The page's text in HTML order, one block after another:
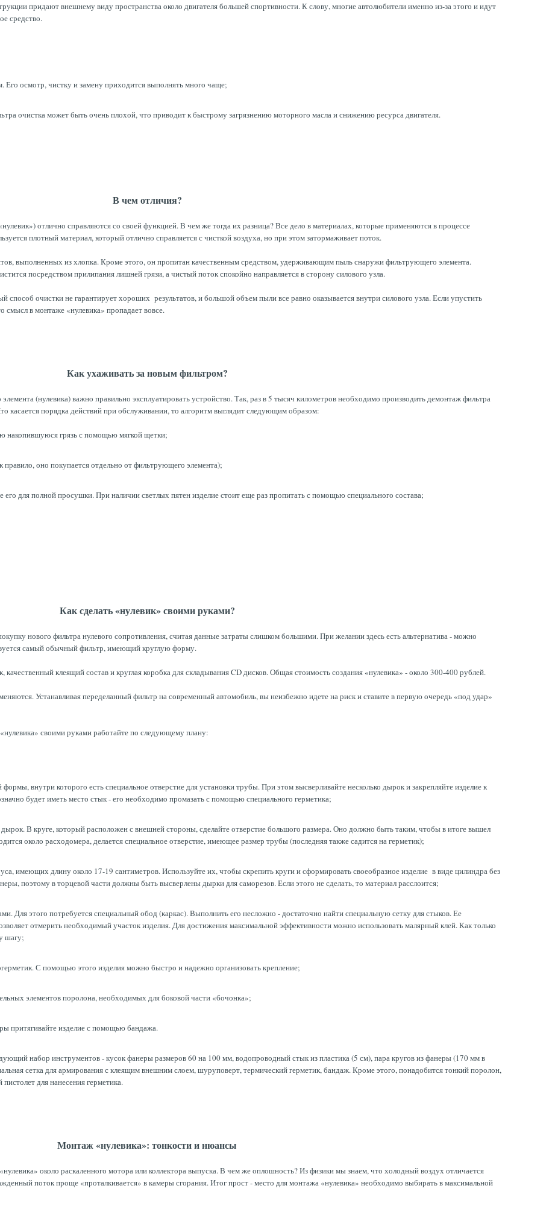
придают внешнему виду пространства около двигателя большей спортивности. К слову, многие автолюбители именно из-за этого и идут
средство.
Его осмотр, чистку и замену приходится выполнять много чаще;
очистка может быть очень плохой, что приводит к быстрому загрязнению моторного масла и снижению ресурса двигателя.
В чем отличия?
отлично справляются со своей функцией. В чем же тогда их разница? Все дело в материалах, которые применяются в процессе
плотный материал, который отлично справляется с чисткой воздуха, но при этом затормаживает поток.
выполненных из хлопка. Кроме этого, он пропитан качественным средством, удерживающим пыль снаружи фильтрующего элемента.
посредством прилипания лишней грязи, а чистый поток спокойно направляется в сторону силового узла.
способ очистки не гарантирует хороших результатов, и большой объем пыли все равно оказывается внутри силового узла. Если упустить
в монтаже «нулевика» пропадает вовсе.
Как ухаживать за новым фильтром?
(нулевика) важно правильно эксплуатировать устройство. Так, раз в 5 тысяч километров необходимо производить демонтаж фильтра
касается порядка действий при обслуживании, то алгоритм выглядит следующим образом:
накопившуюся грязь с помощью мягкой щетки;
оно покупается отдельно от фильтрующего элемента);
для полной просушки. При наличии светлых пятен изделие стоит еще раз пропитать с помощью специального состава;
Как сделать «нулевик» своими руками?
нового фильтра нулевого сопротивления, считая данные затраты слишком большими. При желании здесь есть альтернатива - можно
самый обычный фильтр, имеющий круглую форму.
клеящий состав и круглая коробка для складывания CD дисков. Общая стоимость создания «нулевика» - около 300-400 рублей.
Устанавливая переделанный фильтр на современный автомобиль, вы неизбежно идете на риск и ставите в первую очередь «под удар»
своими руками работайте по следующему плану:
внутри которого есть специальное отверстие для установки трубы. При этом высверливайте несколько дырок и закрепляйте изделие к
будет иметь место стык - его необходимо промазать с помощью специального герметика;
В круге, который расположен с внешней стороны, сделайте отверстие большого размера. Оно должно быть таким, чтобы в итоге вышел
около расходомера, делается специальное отверстие, имеющее размер трубы (последняя также садится на герметик);
имеющих длину около 17-19 сантиметров. Используйте их, чтобы скрепить круги и сформировать своеобразное изделие в виде цилиндра без
поэтому в торцевой части должны быть высверлены дырки для саморезов. Если этого не сделать, то материал расслоится;
Для этого потребуется специальный обод (каркас). Выполнить его несложно - достаточно найти специальную сетку для стыков. Ее
отмерить необходимый участок изделия. Для достижения максимальной эффективности можно использовать малярный клей. Как только
шагу;
С помощью этого изделия можно быстро и надежно организовать крепление;
элементов поролона, необходимых для боковой части «бочонка»;
притягивайте изделие с помощью бандажа.
набор инструментов - кусок фанеры размеров 60 на 100 мм, водопроводный стык из пластика (5 см), пара кругов из фанеры (170 мм в
сетка для армирования с клеящим внешним слоем, шуруповерт, термический герметик, бандаж. Кроме этого, понадобится тонкий поролон,
для нанесения герметика.
Монтаж «нулевика»: тонкости и нюансы
около раскаленного мотора или коллектора выпуска. В чем же оплошность? Из физики мы знаем, что холодный воздух отличается
поток проще «проталкивается» в камеры сгорания. Итог прост - место для монтажа «нулевика» необходимо выбирать в максимальной